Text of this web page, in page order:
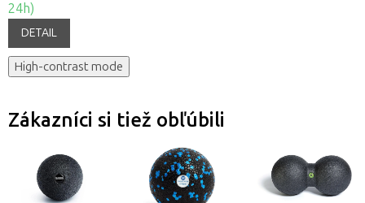
24h)
DETAIL
High-contrast mode
Zákazníci si tiež obľúbili